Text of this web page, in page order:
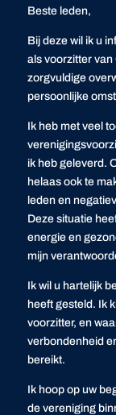
Beste leden,
Bij deze wil ik u
als voorzitter
zorgvuldige
persoonlijke
Ik heb met veel
ik heb geleverd.
helaas ook te
leden en
Deze situatie
energie en
mijn
Ik wil u hartelijk
heeft gesteld. Ik
voorzitter, en
verbondenheid
bereikt.
Ik hoop op uw
de vereniging